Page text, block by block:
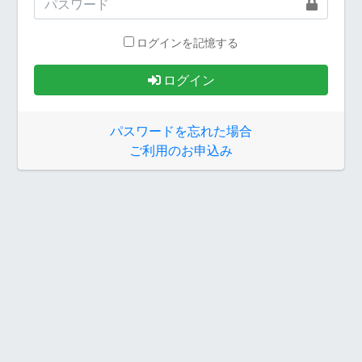
ログインを記憶する
ログイン
パスワードを忘れた場合
ご利用のお申込み